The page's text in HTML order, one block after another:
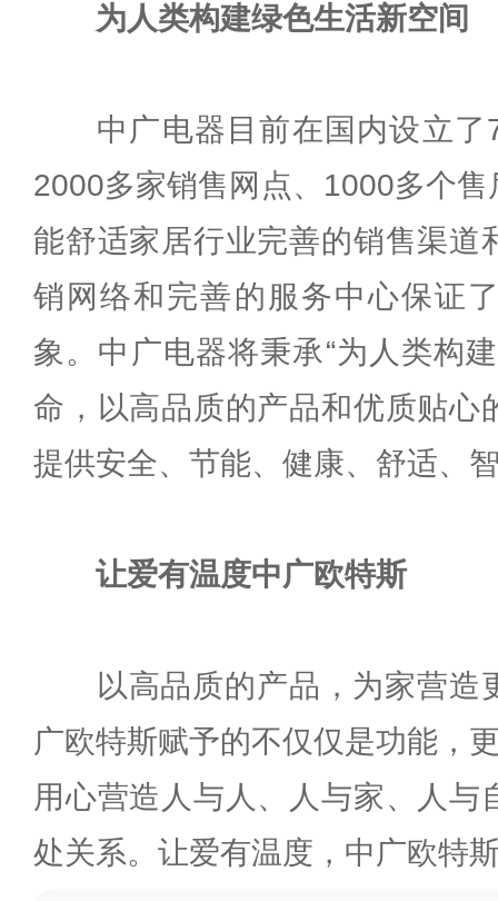
为人类构建绿色生活新空间
中广电器目前在国内设立了
2000多家销售网点、1000多个
能舒适家居行业完善的销售渠道
销网络和完善的服务中心保证
象。中广电器将秉承“为人类构
命，以高品质的产品和优质贴心
提供安全、节能、健康、舒适、
让爱有温度中广欧特斯
以高品质的产品，为家营造
广欧特斯赋予的不仅仅是功能，
用心营造人与人、人与家、人与
处关系。让爱有温度，中广欧特